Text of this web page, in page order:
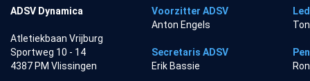
ADSV Dynamica Voorzitter ADSV
Anton Engels
Atletiekbaan Vrijburg
Sportweg 10 - 14
Secretaris ADSV
4387 PM Vlissingen
Erik Bassie